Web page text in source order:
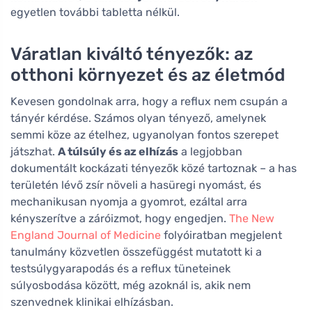
egyetlen további tabletta nélkül.
Váratlan kiváltó tényezők: az
otthoni környezet és az életmód
Kevesen gondolnak arra, hogy a reflux nem csupán a
tányér kérdése. Számos olyan tényező, amelynek
semmi köze az ételhez, ugyanolyan fontos szerepet
játszhat. A túlsúly és az elhízás a legjobban
dokumentált kockázati tényezők közé tartoznak – a has
területén lévő zsír növeli a hasüregi nyomást, és
mechanikusan nyomja a gyomrot, ezáltal arra
kényszerítve a záróizmot, hogy engedjen. The New
England Journal of Medicine folyóiratban megjelent
tanulmány közvetlen összefüggést mutatott ki a
testsúlygyarapodás és a reflux tüneteinek
súlyosbodása között, még azoknál is, akik nem
szenvednek klinikai elhízásban.